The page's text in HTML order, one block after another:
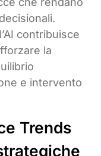
contribuisce
la
e intervento
Trends